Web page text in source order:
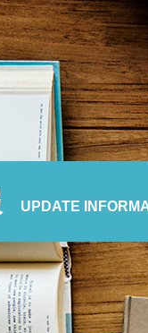
UPDATE